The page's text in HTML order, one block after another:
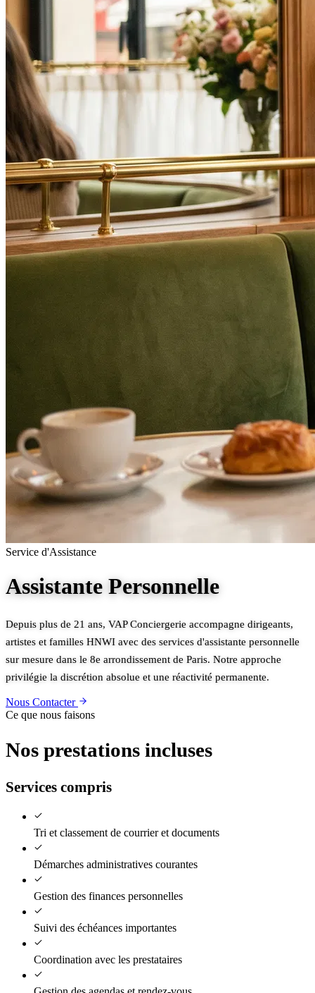
Service d'Assistance
Assistante Personnelle
Depuis plus de 21 ans, VAP Conciergerie accompagne dirigeants,
artistes et familles HNWI avec des services d'assistante personnelle
sur mesure dans le 8e arrondissement de Paris. Notre approche
privilégie la discrétion absolue et une réactivité permanente.
Nous Contacter
Ce que nous faisons
Nos prestations incluses
Services compris
Tri et classement de courrier et documents
Démarches administratives courantes
Gestion des finances personnelles
Suivi des échéances importantes
Coordination avec les prestataires